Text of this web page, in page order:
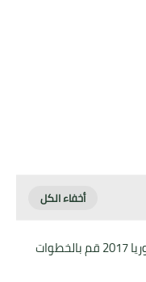
للقيام بعملية التسجيل في البكالوريا 2017 قم بالخطوات